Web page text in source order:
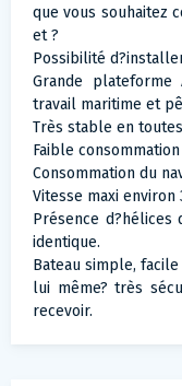
que vous souhaitez
et ?
Possibilité
Grande plateforme
travail maritime et
Très stable en
Faible
Consommation du
Vitesse maxi environ
Présence
identique.
Bateau simple,
lui même? très
recevoir.